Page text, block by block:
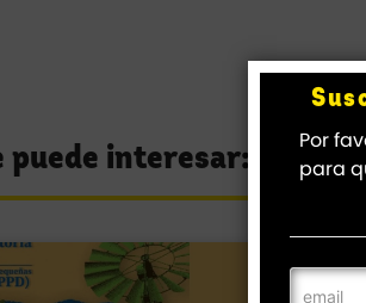
puede interesar:
Por
para